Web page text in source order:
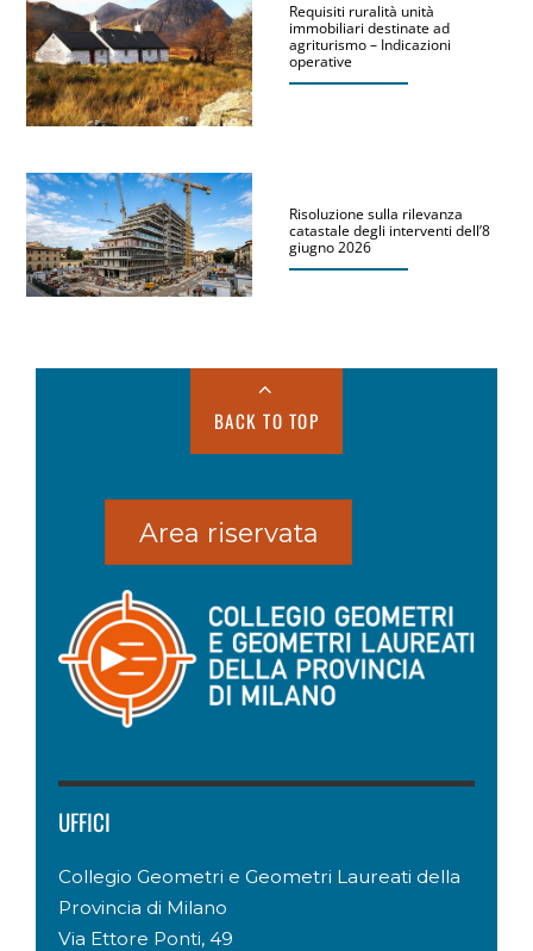
Requisiti ruralità unità
immobiliari destinate ad
agriturismo – Indicazioni
operative
Risoluzione sulla rilevanza
catastale degli interventi dell’8
giugno 2026
BACK TO TOP
Area riservata
UFFICI
Collegio Geometri e Geometri Laureati della
Provincia di Milano
Via Ettore Ponti, 49